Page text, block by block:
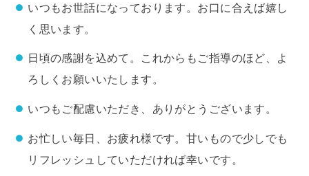
いつもお世話になっております。お口に合えば嬉し
く思います。
日頃の感謝を込めて。これからもご指導のほど、よ
ろしくお願いいたします。
いつもご配慮いただき、ありがとうございます。
お忙しい毎日、お疲れ様です。甘いもので少しでも
リフレッシュしていただければ幸いです。